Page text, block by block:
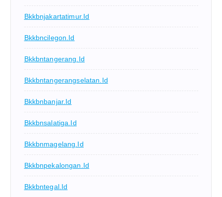
Bkkbnjakartatimur.id
Bkkbncilegon.id
Bkkbntangerang.id
Bkkbntangerangselatan.id
Bkkbnbanjar.id
Bkkbnsalatiga.id
Bkkbnmagelang.id
Bkkbnpekalongan.id
Bkkbntegal.id